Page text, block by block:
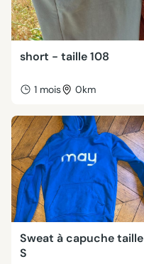
short - taille 108
1 mois 0km
Sweat à capuche taille
S